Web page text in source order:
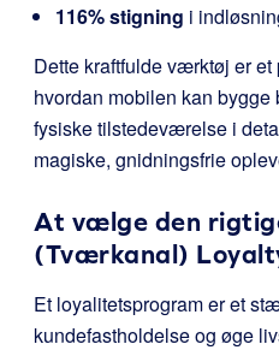
116% stigning i
Dette kraftfulde værktøj er et
hvordan mobilen kan
fysiske tilstedeværelse i
magiske, gnidningsfrie
At vælge den
(Tværkanal)
Et loyalitetsprogram er et
kundefastholdelse og øge